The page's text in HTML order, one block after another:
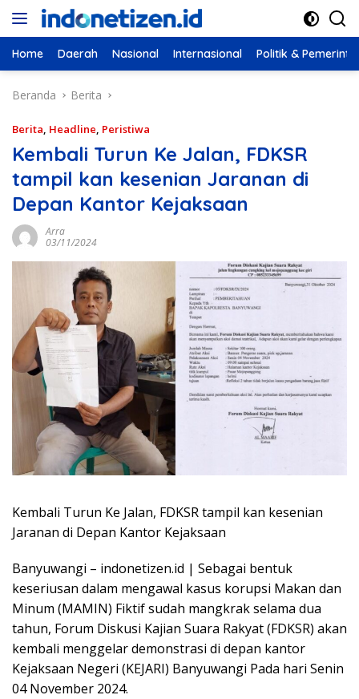
Langsung
Home Daerah Nasional Internasional Politik &
Beranda Berita
Berita, Headline, Peristiwa
Kembali Turun Ke Jalan, FDKSR
tampil kan kesenian Jaranan di
Depan Kantor Kejaksaan
Arra
03/11/2024
Kembali Turun Ke Jalan, FDKSR tampil kan kesenian
Jaranan di Depan Kantor Kejaksaan
Banyuwangi – indonetizen.id | Sebagai bentuk
keseriusan dalam mengawal kasus korupsi Makan dan
Minum (MAMIN) Fiktif sudah mangkrak selama dua
tahun, Forum Diskusi Kajian Suara Rakyat (FDKSR) akan
kembali menggelar demonstrasi di depan kantor
Kejaksaan Negeri (KEJARI) Banyuwangi Pada hari Senin
04 November 2024.